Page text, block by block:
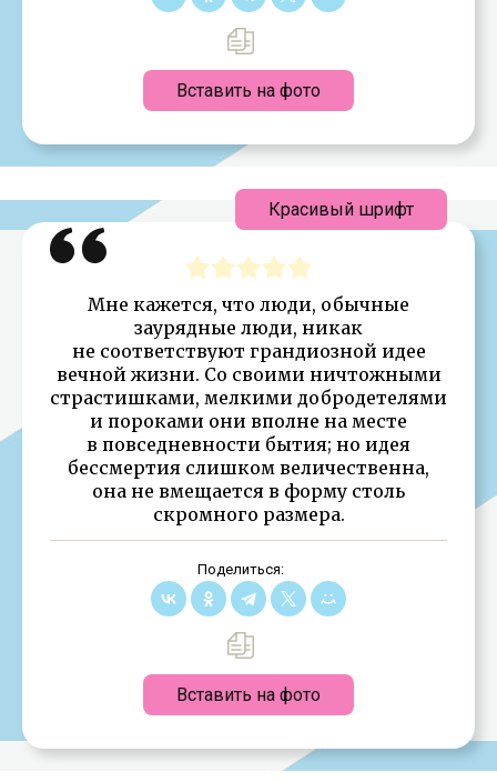
Вставить на фото
Мне кажется, что люди, обычные
заурядные люди, никак
не соответствуют грандиозной идее
вечной жизни. Со своими ничтожными
страстишками, мелкими добродетелями
и пороками они вполне на месте
в повседневности бытия; но идея
бессмертия слишком величественна,
она не вмещается в форму столь
скромного размера.
Поделиться:
Вставить на фото
Красивый шрифт